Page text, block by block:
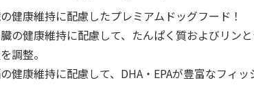
健康維持に配慮したプレミアムドッグフード！
臓の健康維持に配慮して、たんぱく質およびリン
調整。
の健康維持に配慮して、DHA・EPAが豊富なフィ